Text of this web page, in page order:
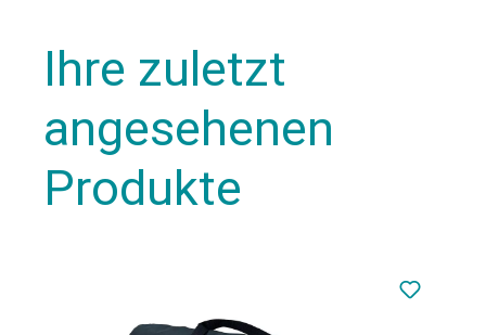
Ihre zuletzt
angesehenen
Produkte